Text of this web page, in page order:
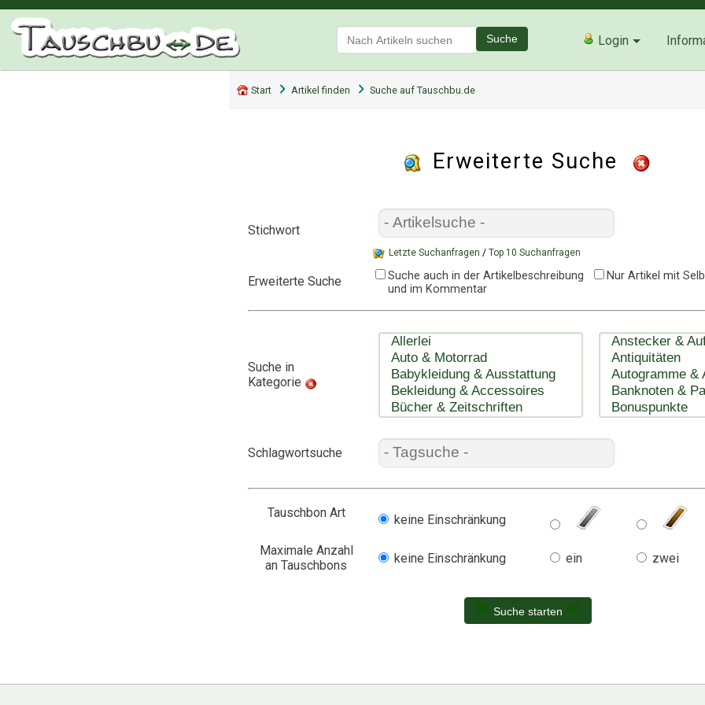
Suche Login
Start Artikel finden Suche auf Tauschbu.de
Erweiterte Suche
Stichwort
Letzte Suchanfragen / Top 10 Suchanfragen
Erweiterte Suche
Suche auch in der Artikelbeschreibung
und im Kommentar
Nur Artikel mit
Suche in
Kategorie
Schlagwortsuche
Tauschbon Art keine Einschränkung
Maximale Anzahl
an Tauschbons
keine Einschränkung ein zwei
Suche starten